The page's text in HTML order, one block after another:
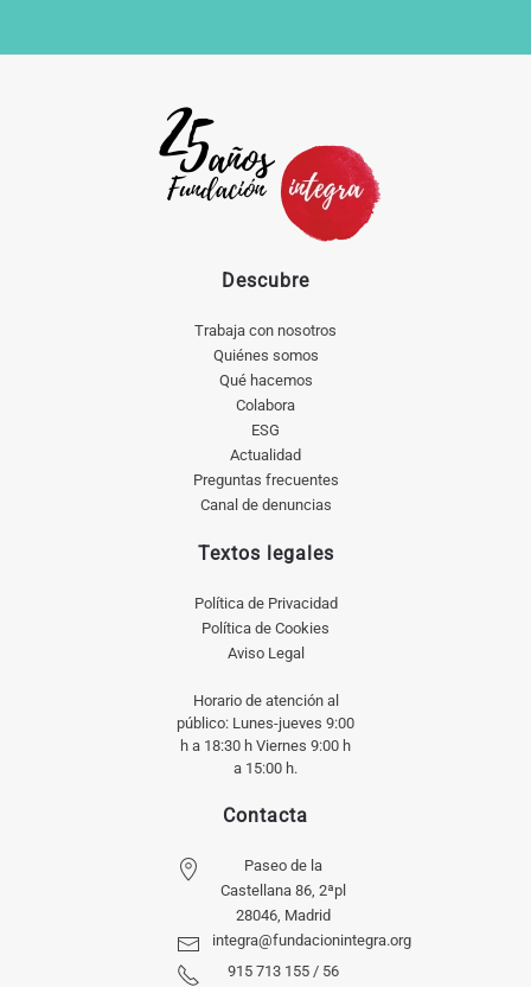
Descubre
Trabaja con nosotros
Quiénes somos
Qué hacemos
Colabora
ESG
Actualidad
Preguntas frecuentes
Canal de denuncias
Textos legales
Política de Privacidad
Política de Cookies
Aviso Legal
Horario de atención al
público: Lunes-jueves 9:00
h a 18:30 h Viernes 9:00 h
a 15:00 h.
Contacta
Paseo de la
Castellana 86, 2ªpl
28046, Madrid
integra@fundacionintegra.org
915 713 155 / 56